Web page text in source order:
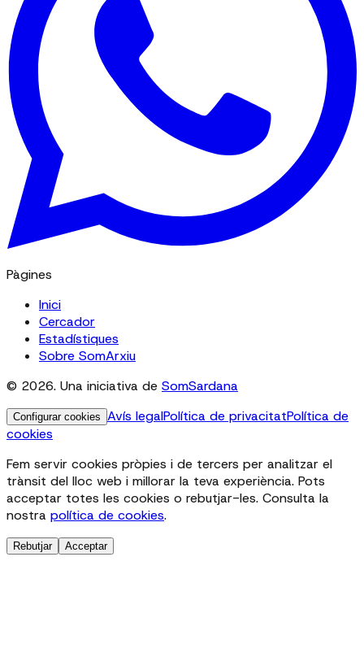
Pàgines
Inici
Cercador
Estadístiques
Sobre SomArxiu
© 2026. Una iniciativa de SomSardana
Configurar cookies Avís legalPolítica de privacitatPolítica de
cookies
Fem servir cookies pròpies i de tercers per analitzar el
trànsit del lloc web i millorar la teva experiència. Pots
acceptar totes les cookies o rebutjar-les. Consulta la
nostra política de cookies.
Rebutjar Acceptar